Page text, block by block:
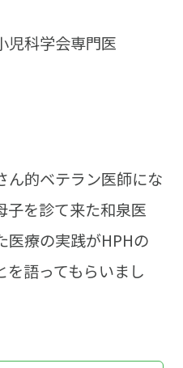
科学会専門医
ん的ベテラン医師にな
子を診て来た和泉医
医療の実践がHPHの
語ってもらいまし